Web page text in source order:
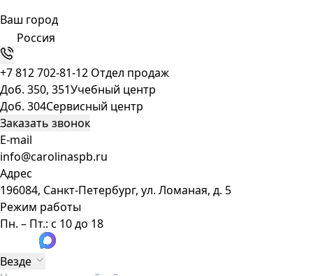
Ваш город
Россия
+7 812 702-81-12 Отдел продаж
Доб. 350, 351Учебный центр
Доб. 304Сервисный центр
Заказать звонок
E-mail
info@carolinaspb.ru
Адрес
196084, Санкт-Петербург, ул. Ломаная, д. 5
Режим работы
Пн. – Пт.: с 10 до 18
Везде